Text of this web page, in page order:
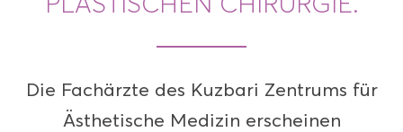
Die Fachärzte des Kuzbari Zentrums für
Ästhetische Medizin erscheinen